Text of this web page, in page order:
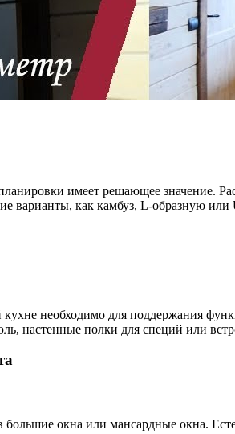
имеет решающее значение.
варианты, как камбуз, L-образную
необходимо для поддержания
настенные полки для специй или
окна или мансардные окна.